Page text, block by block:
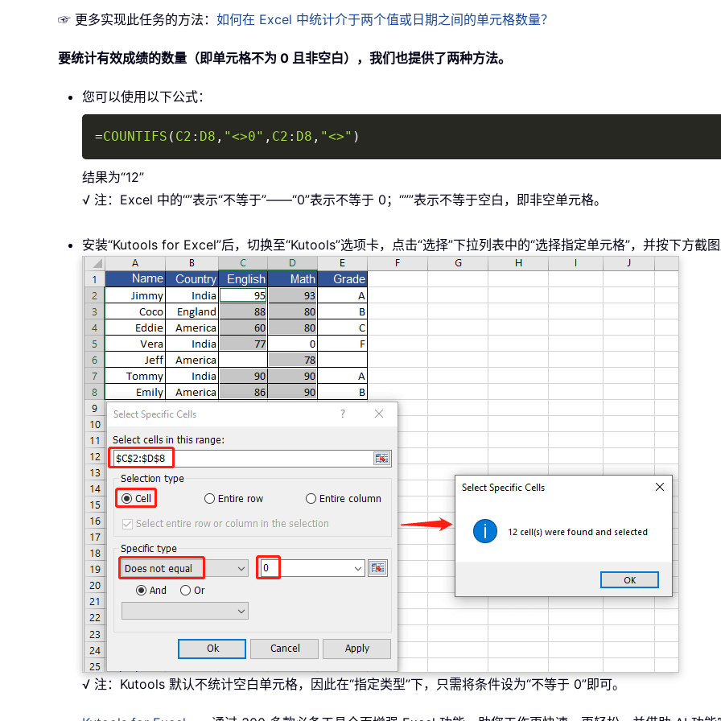
☞ 更多实现此任务的方法： 如何在 Excel 中统计介于两个值或日期之间的单元格数量？
要统计有效成绩的数量（即单元格不为 0 且非空白），我们也提供了两种方法。
您可以使用以下公式：
=COUNTIFS ( C2 : D8 , "<>0" , C2 : D8 , "<>" )
结果为“12”
√ 注：Excel 中的“”表示“不等于”——“0”表示不等于 0；“””表示不等于空白，即非空单元格。
安装“Kutools for Excel”后，切换至“Kutools”选项卡，点击“选择”下拉列表中的“选择指定单元格”，并按下方截图
√ 注：Kutools 默认不统计空白单元格，因此在“指定类型”下，只需将条件设为“不等于 0”即可。